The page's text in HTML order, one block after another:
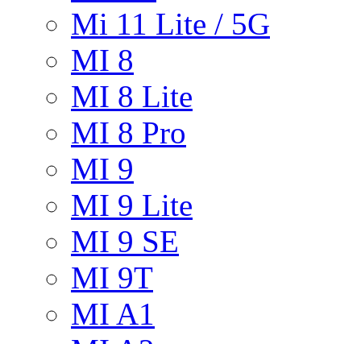
Mi 11 Lite / 5G
MI 8
MI 8 Lite
MI 8 Pro
MI 9
MI 9 Lite
MI 9 SE
MI 9T
MI A1